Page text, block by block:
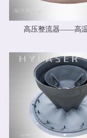
高压整流器——高